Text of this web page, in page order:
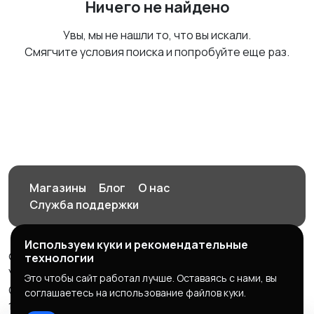
Ничего не найдено
Увы, мы не нашли то, что вы искали.
Смягчите условия поиска и попробуйте еще раз.
Магазины Блог
О нас
Служба поддержки
© 2026 Орен-АЙ - Авто | Недвижимость | Работа |
Услуги
Создал Карусов Е.С ООО "ЦПК" ИНН 5609203278 ОГРН
1235600008841
Используем куки и рекомендательные
технологии
Это чтобы сайт работал лучше. Оставаясь с нами, вы
соглашаетесь на использование файлов куки.